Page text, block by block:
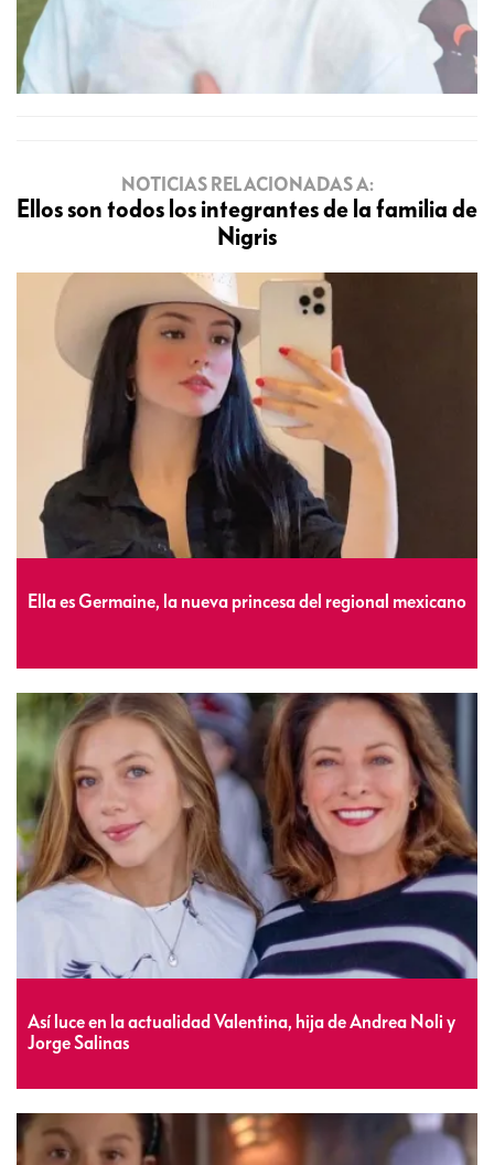
NOTICIAS RELACIONADAS A:
Ellos son todos los integrantes de la familia de
Nigris
Ella es Germaine, la nueva princesa del regional mexicano
Así luce en la actualidad Valentina, hija de Andrea Noli y
Jorge Salinas